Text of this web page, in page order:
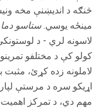
څنګه د اندیښنې مخه
مینځه یوسي.ستاسو
لاسونه لري - د
کولو کې د مختلفو
لاملونه زده کړئ، مثبت
اړیکو سره د مرستې
مهم دي، د تمرکز